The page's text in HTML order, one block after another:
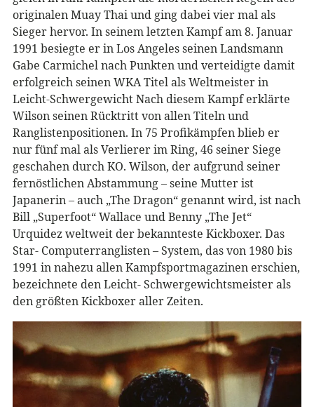
originalen Muay Thai und ging dabei vier mal als
Sieger hervor. In seinem letzten Kampf am 8. Januar
1991 besiegte er in Los Angeles seinen Landsmann
Gabe Carmichel nach Punkten und verteidigte damit
erfolgreich seinen WKA Titel als Weltmeister in
Leicht-Schwergewicht Nach diesem Kampf erklärte
Wilson seinen Rücktritt von allen Titeln und
Ranglistenpositionen. In 75 Profikämpfen blieb er
nur fünf mal als Verlierer im Ring, 46 seiner Siege
geschahen durch KO. Wilson, der aufgrund seiner
fernöstlichen Abstammung – seine Mutter ist
Japanerin – auch „The Dragon“ genannt wird, ist nach
Bill „Superfoot“ Wallace und Benny „The Jet“
Urquidez weltweit der bekannteste Kickboxer. Das
Star- Computerranglisten – System, das von 1980 bis
1991 in nahezu allen Kampfsportmagazinen erschien,
bezeichnete den Leicht- Schwergewichtsmeister als
den größten Kickboxer aller Zeiten.